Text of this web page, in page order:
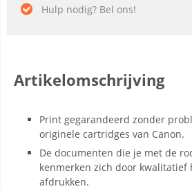
Hulp nodig? Bel ons!
Artikelomschrijving
Print gegarandeerd zonder
originele cartridges van Canon.
De documenten die je met de
kenmerken zich door kwalitatief
afdrukken.